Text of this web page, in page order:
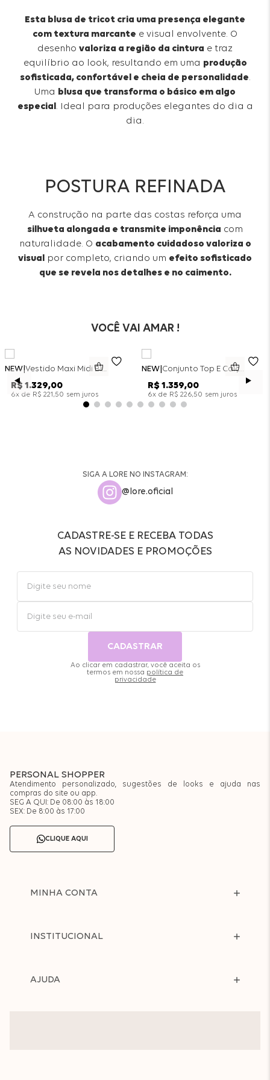
Esta blusa de tricot cria uma presença elegante
com textura marcante e visual envolvente. O
desenho valoriza a região da cintura e traz
equilíbrio ao look, resultando em uma produção
sofisticada, confortável e cheia de personalidade.
Uma blusa que transforma o básico em algo
especial . Ideal para produções elegantes do dia a
dia.
POSTURA REFINADA
A construção na parte das costas reforça uma
silhueta alongada e transmite imponência com
naturalidade. O acabamento cuidadoso valoriza o
visual
por completo, criando um efeito sofisticado
que se revela nos detalhes e no caimento.
VOCÊ VAI AMAR !
NEW Vestido Maxi Midi Bicolor Alfaitaria Navy - Marinho
R$ 1 .329,00
6x de R$ 221,50 sem juros
NEW Conjunto Top E Calça Wide Leg Bicolor Alfaitaria - Off White
R$ 1 .359,00
6x de R$ 226,50 sem juros
SIGA A LORE NO INSTAGRAM:
@lore.oficial
CADASTRE-SE E RECEBA TODAS
AS NOVIDADES E PROMOÇÕES
CADASTRAR
Ao clicar em cadastrar, você aceita os
termos em nossa política de
privacidade
PERSONAL SHOPPER
Atendimento personalizado, sugestões de looks e ajuda nas
compras do site ou app.
SEG A QUI: De 08:00 às 18:00
SEX: De 8:00 às 17:00
CLIQUE AQUI
MINHA CONTA
INSTITUCIONAL
AJUDA